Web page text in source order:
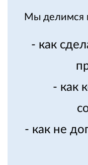
Мы делимся
- как
- как
- как не